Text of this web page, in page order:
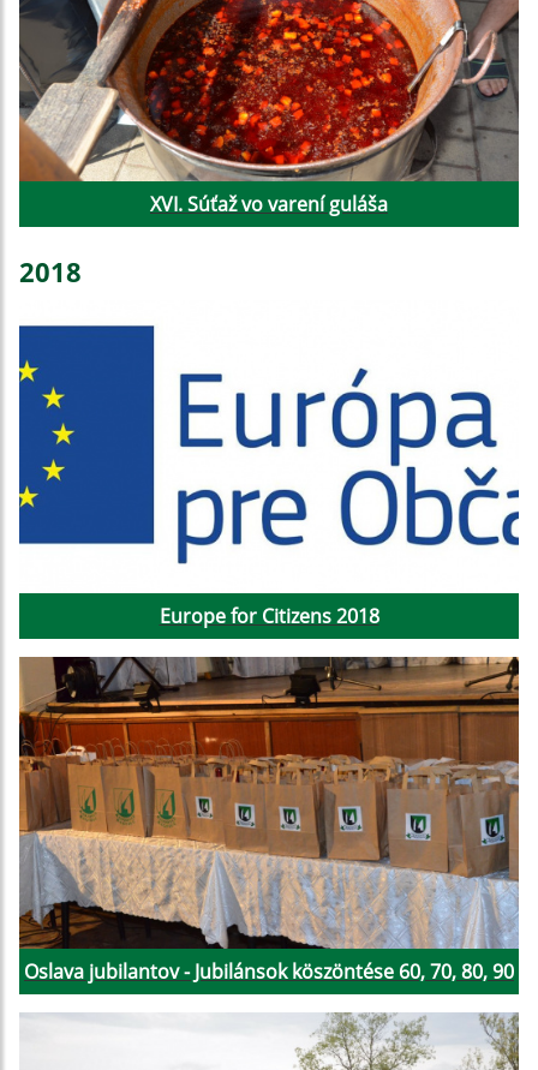
XVI. Súťaž vo varení guláša
2018
Europe for Citizens 2018
Oslava jubilantov - Jubilánsok köszöntése 60, 70, 80, 90